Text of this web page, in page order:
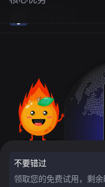
不要错过
领取您的免费试用，剩余